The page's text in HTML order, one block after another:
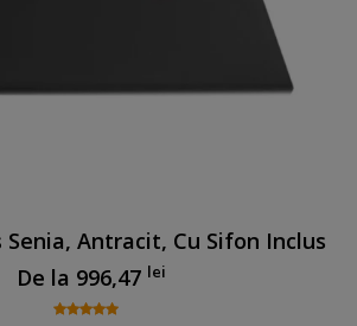
Senia, Antracit, Cu Sifon Inclus
De la 996,47 lei